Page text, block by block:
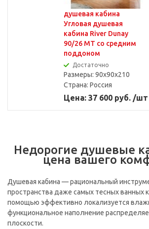
душевая кабина
Угловая душевая
кабина River Dunay
90/26 MT со средним
поддоном
Достаточно
Размеры: 90x90x210
Страна: Россия
Цена: 37 600 руб. /шт
Недорогие душевые
цена вашего
Душевая кабина — рациональный
пространства даже самых тесных ванных
помощью эффективно локализуется
функциональное наполнение
плоскости.